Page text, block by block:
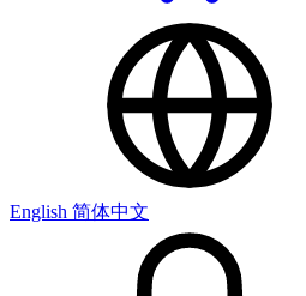
English 简体中文